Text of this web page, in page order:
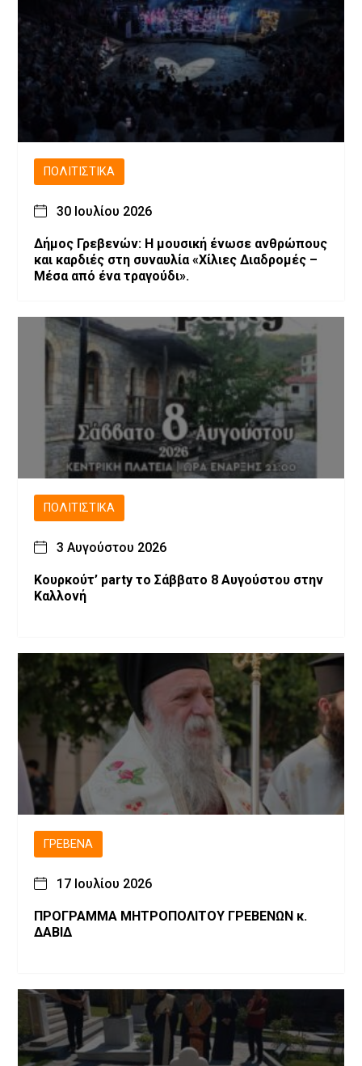
ΠΟΛΙΤΙΣΤΙΚΆ
30 Ιουλίου 2026
Δήμος Γρεβενών: Η μουσική ένωσε ανθρώπους
και καρδιές στη συναυλία «Χίλιες Διαδρομές –
Μέσα από ένα τραγούδι».
ΠΟΛΙΤΙΣΤΙΚΆ
3 Αυγούστου 2026
Κουρκούτ’ party το Σάββατο 8 Αυγούστου στην
Καλλονή
ΓΡΕΒΕΝΆ
17 Ιουλίου 2026
ΠΡΟΓΡΑΜΜΑ ΜΗΤΡΟΠΟΛΙΤΟΥ ΓΡΕΒΕΝΩΝ κ.
ΔΑΒΙΔ